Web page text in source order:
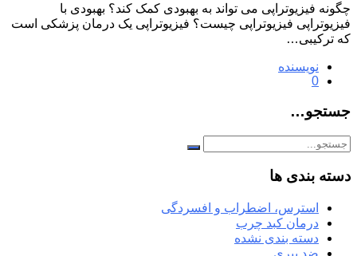
چگونه فیزیوتراپی می تواند به بهبودی کمک کند؟ بهبودی با
فیزیوتراپی فیزیوتراپی چیست؟ فیزیوتراپی یک درمان پزشکی است
که ترکیبی…
نویسنده
0
جستجو…
دسته بندی ها
استرس، اضطراب و افسردگی
درمان کبد چرب
دسته بندی نشده
ضد پیری